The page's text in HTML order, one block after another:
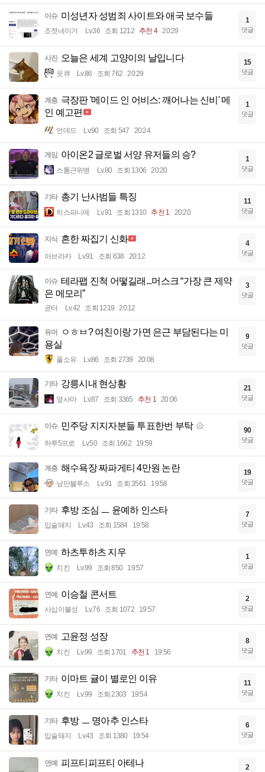
이슈 미성년자 성범죄 사이트와 애국 보수들
조졋네이거 Lv.36 조회 1212 추천 4 20:29
1
댓글
사진 오늘은 세계 고양이의 날입니다
읏큐 Lv.86 조회 762 20:29
15
댓글
계층 극장판 '메이드 인 어비스: 깨어나는 신비' 메
인 예고편
언데드 Lv.90 조회 547 20:24
1
댓글
게임 아이온2 글로벌 서양 유저들의 승?
스톰근위병 Lv.80 조회 1306 20:20
1
댓글
기타 총기 난사범들 특징
히스파니에 Lv.91 조회 1310 추천 1 20:20
11
댓글
지식 흔한 짜집기 신화
아브라카 Lv.91 조회 638 20:12
4
댓글
이슈 테라팹 진척 어떻길래...머스크 “가장 큰 제약
은 메모리”
균터 Lv.42 조회 1219 20:12
3
댓글
유머
ㅇㅎㅂ? 여친이랑 가면 은근 부담된다는 미
용실
풀소유 Lv.86 조회 2739 20:08
9
댓글
기타 강릉시내 현상황
옆사마 Lv.87 조회 3365 추천 1 20:06
21
댓글
이슈 민주당 지지자분들 투표한번 부탁
하루5프로 Lv.50 조회 1662 19:59
90
댓글
계층 해수욕장 짜파게티 4만원 논란
낭만블루스 Lv.91 조회 3561 19:58
19
댓글
기타 후방 조심 ㅡ 윤예하 인스타
입술돼지 Lv.43 조회 1584 19:58
7
댓글
연예 하츠투하츠 지우
치킨 Lv.99 조회 850 19:57
1
댓글
연예 이승철 콘서트
사십이불성 Lv.76 조회 1072 19:57
2
댓글
연예 고윤정 성장
치킨 Lv.99 조회 1701 추천 1 19:56
8
댓글
기타 이마트 귤이 별로인 이유
치킨 Lv.99 조회 2303 19:54
11
댓글
기타 후방 ㅡ 명아추 인스타
입술돼지 Lv.43 조회 1380 19:54
6
댓글
연예 피프티피프티 아테나 2